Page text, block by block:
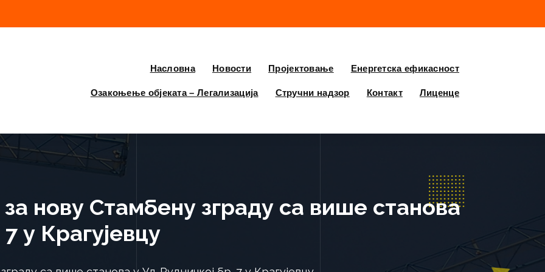
Насловна Новости Пројектовање Енергетска ефикасност
Озакоњење објеката – Легализација Стручни надзор Контакт Лиценце
нову Стамбену зграду са више станова
у Крагујевцу